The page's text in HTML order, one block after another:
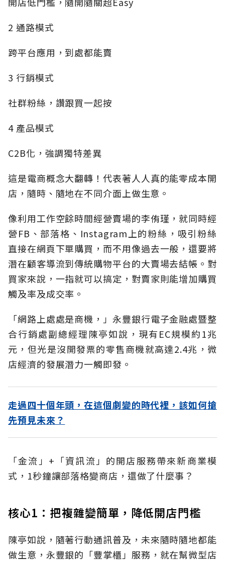
2 通路模式
跨平台應用，到處都能賣
3 行銷模式
社群粉絲，讚跟買一起按
4 產品模式
C2B化，強調獨特差異
這是電商概念大翻轉！代表著人人真的能零成本開
店，隨時、隨地在不同介面上做生意。
像利用工作空餘時間經營賣場的李侑瑾，就同時經
營FB、部落格、Instagram上的粉絲，吸引粉絲
直接在網頁下單購買，而不用像過去一般，還要將
潛在顧客導流到傳統購物平台的大賣場去結帳。對
買家來說，一指就可以搞定，對賣家則能增加購買
觸及率及成交率。
「網路上處處是商機，」永豐銀行電子金融處暨整
合行銷處副總經理陳亭如說，現有EC規模約1兆
元，但光是沒開發票的零售商機就高達2.4兆，微
店經濟的發展潛力一觸即發。
走過四十個年頭，在這個劇變的時代裡，該如何搶
先預見未來？
「金流」+「資訊流」的開店服務帶來新商業模
式，1秒鐘讓部落格變商店，還做了什麼事？
核心1：把複雜變簡單，降低開店門檻
陳亭如說，隨著行動通訊普及，未來隨時隨地都能
做生意，永豐銀的「豐掌櫃」服務，就在幫微型店